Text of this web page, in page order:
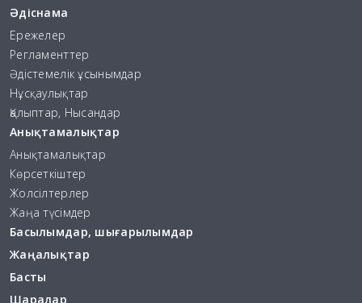
Әдіснама
Ережелер
Регламенттер
Әдістемелік ұсынымдар
Нұсқаулықтар
Қалыптар, Нысандар
Анықтамалықтар
Анықтамалықтар
Көрсеткіштер
Жолсілтерлер
Жаңа түсімдер
Басылымдар, шығарылымдар
Жаңалықтар
Басты
Шаралар